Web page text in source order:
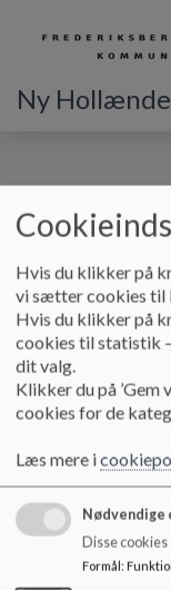
h
Ny
Fritid SFO
SFO Ny
Velkommen til
SFO tlf.nr: 2898
Morgenåbning
3
Hvis du klikker på
vi sætter cookies til
Hvis du klikker på
cookies til statistik
dit valg.
Klikker du på ’Gem
cookies for de
Læs mere i
Nødvendige
Disse
Formål: